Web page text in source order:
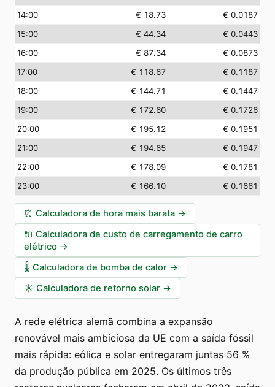
14:00
€ 18.73
€ 0.0187
15:00
€ 44.34
€ 0.0443
16:00
€ 87.34
€ 0.0873
17:00
€ 118.67
€ 0.1187
18:00
€ 144.71
€ 0.1447
19:00
€ 172.60
€ 0.1726
20:00
€ 195.12
€ 0.1951
21:00
€ 194.65
€ 0.1947
22:00
€ 178.09
€ 0.1781
23:00
€ 166.10 € 0.1661
⏰ Calculadora de hora mais barata →
🔌 Calculadora de custo de carregamento de carro
elétrico →
🌡️ Calculadora de bomba de calor →
☀️ Calculadora de retorno solar →
A rede elétrica alemã combina a expansão
renovável mais ambiciosa da UE com a saída fóssil
mais rápida: eólica e solar entregaram juntas 56 %
da produção pública em 2025. Os últimos três